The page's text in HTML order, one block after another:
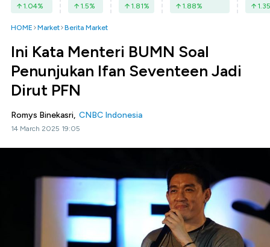
1.04% 1.5% 1.81% 1.88% 1.35
HOME Market Berita Market
Ini Kata Menteri BUMN Soal
Penunjukan Ifan Seventeen Jadi
Dirut PFN
Romys Binekasri, CNBC Indonesia
14 March 2025 19:05